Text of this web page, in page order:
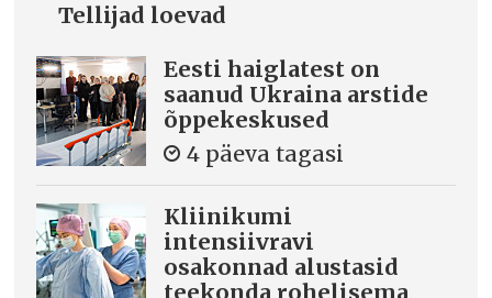
Tellijad loevad
Eesti haiglatest on
saanud Ukraina arstide
õppekeskused
4 päeva tagasi
Kliinikumi
intensiivravi
osakonnad alustasid
teekonda rohelisema